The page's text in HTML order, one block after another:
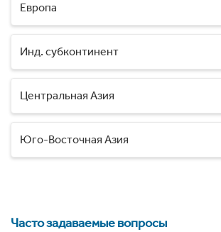
Европа
Инд. субконтинент
Центральная Азия
Юго-Восточная Азия
Часто задаваемые вопросы